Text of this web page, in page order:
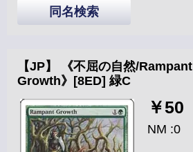
同名検索
【JP】 《不屈の自然/Rampant
Growth》[8ED] 緑C
￥50
NM :0